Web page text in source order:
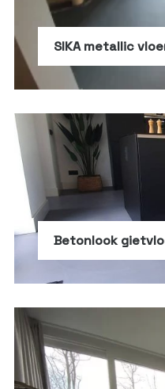
SIKA metallic
Betonlook